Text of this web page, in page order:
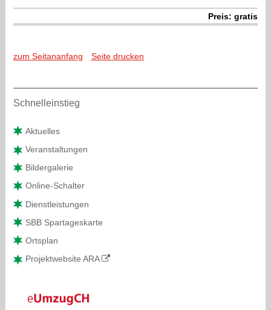
Preis: gratis
zum Seitananfang Seite drucken
Sidebar
Schnelleinstieg
Aktuelles
Veranstaltungen
Bildergalerie
Online-Schalter
Dienstleistungen
SBB Spartageskarte
Ortsplan
Projektwebsite ARA